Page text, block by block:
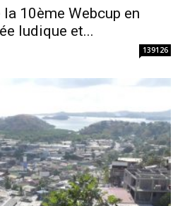
10ème Webcup en
ludique et...
139126